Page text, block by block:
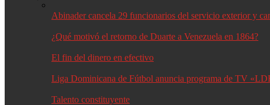
Abinader cancela 29 funcionarios del servicio exterior y
¿Qué motivó el retorno de Duarte a Venezuela en 1864?
El fin del dinero en efectivo
Liga Dominicana de Fútbol anuncia programa de TV
Talento constituyente